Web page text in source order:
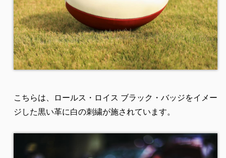
こちらは、ロールス・ロイス ブラック・バッジをイメー
ジした黒い革に白の刺繍が施されています。